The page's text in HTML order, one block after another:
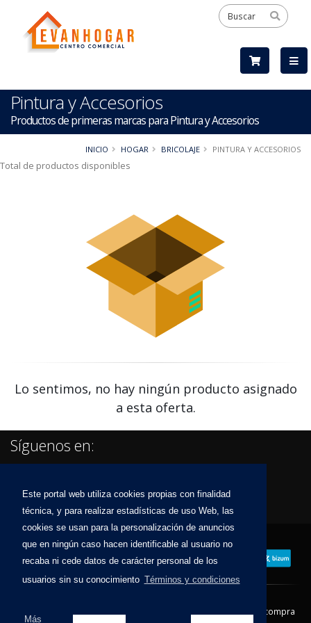
Este portal web utiliza cookies propias con finalidad
técnica, y para realizar estadísticas de uso Web, las
cookies se usan para la personalización de anuncios
que en ningún caso hacen identificable al usuario no
recaba ni cede datos de carácter personal de los
usuarios sin su conocimiento Términos y condiciones
Más
Pintura y Accesorios
Productos de primeras marcas para Pintura y Accesorios
INICIO HOGAR BRICOLAJE PINTURA Y ACCESORIOS
Total de productos disponibles
Lo sentimos, no hay ningún producto asignado
a esta oferta.
Síguenos en:
Condiciones de compra